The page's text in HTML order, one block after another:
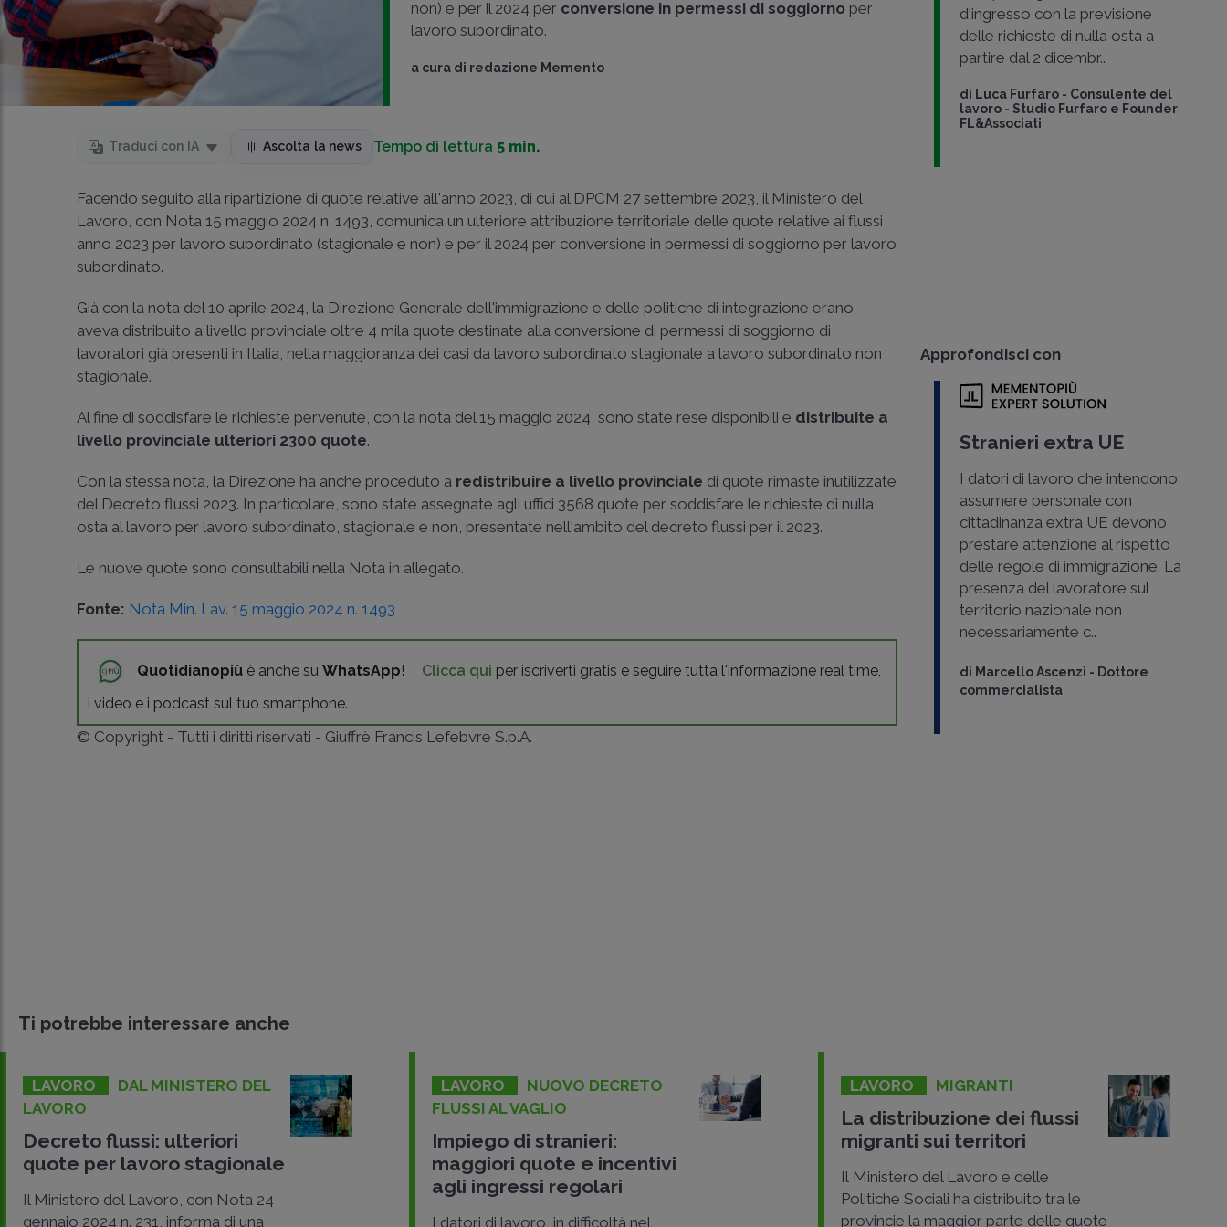
non) e per il 2024 per conversione in permessi di soggiorno per
lavoro subordinato.
a cura di redazione Memento
Traduci con IA Ascolta la news Tempo di lettura 5 min.
Facendo seguito alla ripartizione di quote relative all'anno 2023, di cui al DPCM 27 settembre 2023, il Ministero del
Lavoro, con Nota 15 maggio 2024 n. 1493, comunica un ulteriore attribuzione territoriale delle quote relative ai flussi
anno 2023 per lavoro subordinato (stagionale e non) e per il 2024 per conversione in permessi di soggiorno per lavoro
subordinato.
Già con la nota del 10 aprile 2024, la Direzione Generale dell'immigrazione e delle politiche di integrazione erano
aveva distribuito a livello provinciale oltre 4 mila quote destinate alla conversione di permessi di soggiorno di
lavoratori già presenti in Italia, nella maggioranza dei casi da lavoro subordinato stagionale a lavoro subordinato non
stagionale.
Al fine di soddisfare le richieste pervenute, con la nota del 15 maggio 2024, sono state rese disponibili e distribuite a
livello provinciale ulteriori 2300 quote.
Con la stessa nota, la Direzione ha anche proceduto a redistribuire a livello provinciale di quote rimaste inutilizzate
del Decreto flussi 2023. In particolare, sono state assegnate agli uffici 3568 quote per soddisfare le richieste di nulla
osta al lavoro per lavoro subordinato, stagionale e non, presentate nell'ambito del decreto flussi per il 2023.
Le nuove quote sono consultabili nella Nota in allegato.
Fonte: Nota Min. Lav. 15 maggio 2024 n. 1493
Quotidianopiù è anche suWhatsApp! Clicca qui per iscriverti gratis e seguire tutta l'informazione real time,
i video e i podcast sul tuo smartphone.
© Copyright - Tutti i diritti riservati - Giuffrè Francis Lefebvre S.p.A.
d'ingresso con la previsione
delle richieste di nulla osta a
partire dal 2 dicembr..
di Luca Furfaro - Consulente del
lavoro - Studio Furfaro e Founder
FL&Associati
Approfondisci con
Stranieri extra UE
I datori di lavoro che intendono
assumere personale con
cittadinanza extra UE devono
prestare attenzione al rispetto
delle regole di immigrazione. La
presenza del lavoratore sul
territorio nazionale non
necessariamente c..
di Marcello Ascenzi - Dottore
commercialista
Ti potrebbe interessare anche
LAVORO
DAL MINISTERO DEL
LAVORO
Decreto flussi: ulteriori
quote per lavoro stagionale
Il Ministero del Lavoro, con Nota 24
gennaio 2024 n. 231, informa di una
LAVORO
NUOVO DECRETO
FLUSSI AL VAGLIO
Impiego di stranieri:
maggiori quote e incentivi
agli ingressi regolari
I datori di lavoro, in difficoltà nel
LAVORO MIGRANTI
La distribuzione dei flussi
migranti sui territori
Il Ministero del Lavoro e delle
Politiche Sociali ha distribuito tra le
provincie la maggior parte delle quote